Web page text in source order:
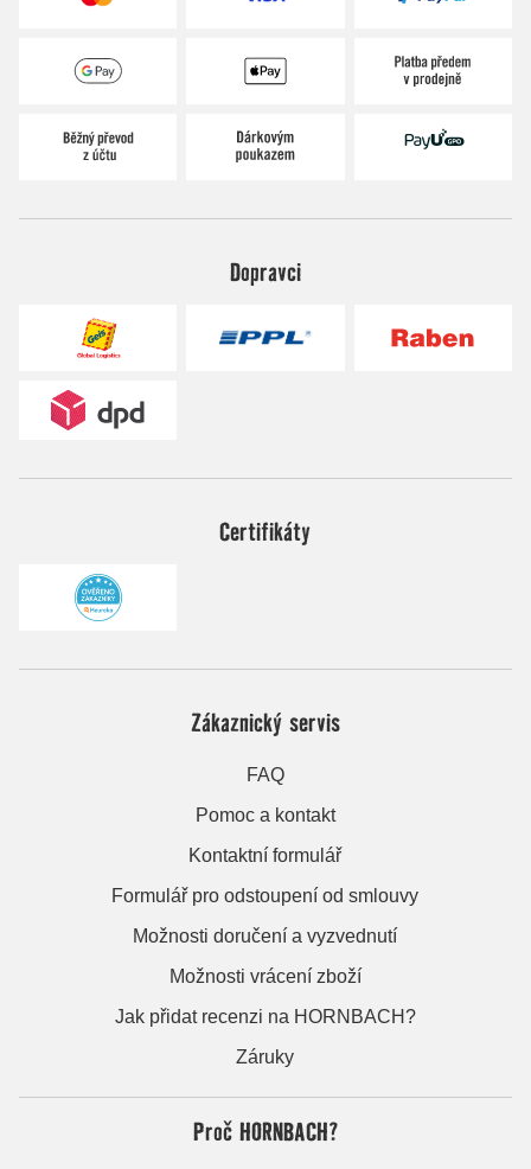
Dopravci
Certifikáty
Zákaznický servis
FAQ
Pomoc a kontakt
Kontaktní formulář
Formulář pro odstoupení od smlouvy
Možnosti doručení a vyzvednutí
Možnosti vrácení zboží
Jak přidat recenzi na HORNBACH?
Záruky
Proč HORNBACH?